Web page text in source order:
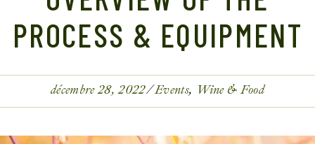
PROCESS & EQUIPMENT
décembre 28, 2022 Events Wine & Food